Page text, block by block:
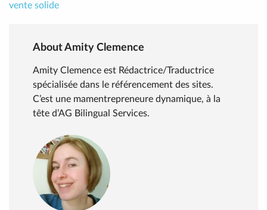
vente solide
About Amity Clemence
Amity Clemence est Rédactrice/Traductrice
spécialisée dans le référencement des sites.
C’est une mamentrepreneure dynamique, à la
tête d’AG Bilingual Services.